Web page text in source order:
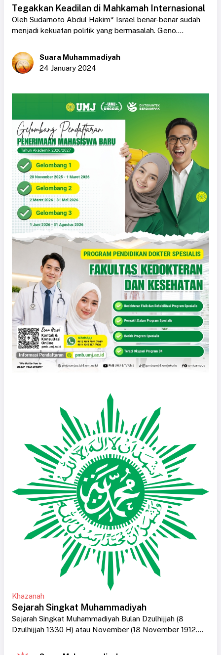
Tegakkan Keadilan di Mahkamah Internasional
Oleh Sudarnoto Abdul Hakim* Israel benar-benar sudah
menjadi kekuatan politik yang bermasalah. Geno....
Suara Muhammadiyah
24 January 2024
Khazanah
Sejarah Singkat Muhammadiyah
Sejarah Singkat Muhammadiyah Bulan Dzulhijjah (8
Dzulhijjah 1330 H) atau November (18 November 1912....